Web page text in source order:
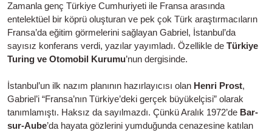
Zamanla genç Türkiye Cumhuriyeti ile Fransa arasında
entelektüel bir köprü oluşturan ve pek çok Türk araştırmacıların
Fransa’da eğitim görmelerini sağlayan Gabriel, İstanbul’da
sayısız konferans verdi, yazılar yayımladı. Özellikle de Türkiye
Turing ve Otomobil Kurumu’nun dergisinde.
İstanbul’un ilk nazım planının hazırlayıcısı olan Henri Prost,
Gabriel’i “Fransa’nın Türkiye’deki gerçek büyükelçisi” olarak
tanımlamıştı. Haksız da sayılmazdı. Çünkü Aralık 1972’de Bar-
sur-Aube’da hayata gözlerini yumduğunda cenazesine katılan